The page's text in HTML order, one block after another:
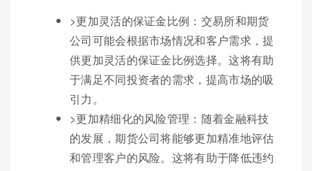
>更加灵活的保证金比例：交易所和期货
公司可能会根据市场情况和客户需求，提
供更加灵活的保证金比例选择。这将有助
于满足不同投资者的需求，提高市场的吸
引力。
>更加精细化的风险管理：随着金融科技
的发展，期货公司将能够更加精准地评估
和管理客户的风险。这将有助于降低违约